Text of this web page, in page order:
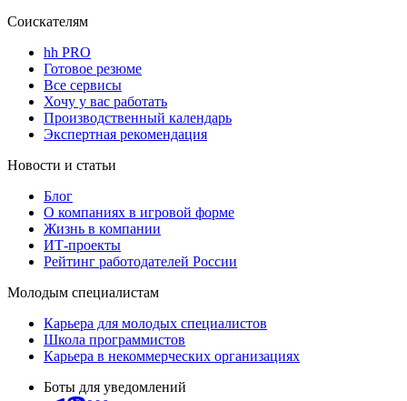
Соискателям
hh PRO
Готовое резюме
Все сервисы
Хочу у вас работать
Производственный календарь
Экспертная рекомендация
Новости и статьи
Блог
О компаниях в игровой форме
Жизнь в компании
ИТ-проекты
Рейтинг работодателей России
Молодым специалистам
Карьера для молодых специалистов
Школа программистов
Карьера в некоммерческих организациях
Боты для уведомлений